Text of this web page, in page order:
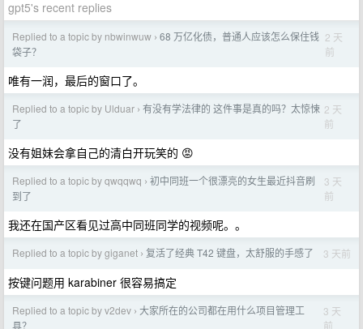
gpt5's recent replies
Replied to a topic by nbwinwuw › 68 万亿化债，普通人应该怎么保住钱
袋子？
2 天
前
唯有一润，最后的窗口了。
Replied to a topic by Ulduar › 有没有学法律的 这件事是真的吗？太惊悚
了
2 天
前
没有姐妹会拿自己的清白开玩笑的 😡
Replied to a topic by qwqqwq › 初中同班一个很漂亮的女生最近抖音刷
到了
3 天
前
我还在国产区看见过高中同班同学的视频呢。。
Replied to a topic by giganet › 复活了经典 T42 键盘，太舒服的手感了 3 天前
按键问题用 karabiner 很容易搞定
Replied to a topic by v2dev › 大家所在的公司都在用什么项目管理工
具？
3 天
前